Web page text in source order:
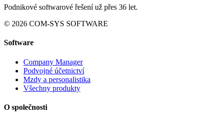
Podnikové softwarové řešení už přes 36 let.
© 2026 COM-SYS SOFTWARE
Software
Company Manager
Podvojné účetnictví
Mzdy a personalistika
Všechny produkty
O společnosti